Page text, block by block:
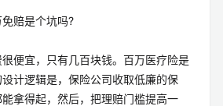
赔是个坑吗?
便宜，只有几百块钱。百万医疗险是
计逻辑是，保险公司收取低廉的保
拿得起，然后，把理赔门槛提高一